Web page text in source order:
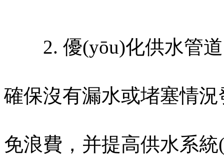
2. 優(yōu)化供水管道：
確保沒有漏水或堵塞情
免浪費，并提高供水系統